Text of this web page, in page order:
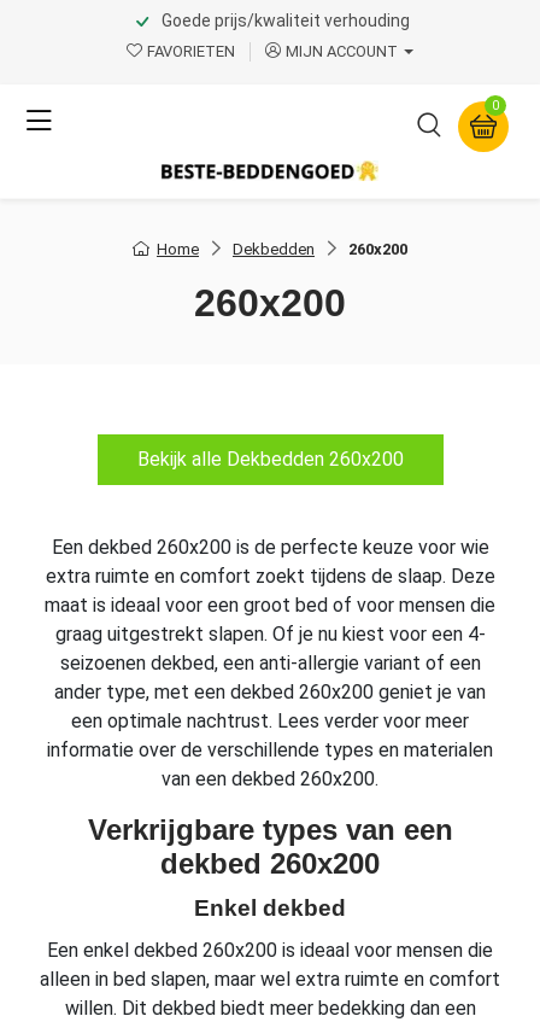
Goede prijs/kwaliteit verhouding
FAVORIETEN MIJN ACCOUNT
0
Home Dekbedden 260x200
260x200
Bekijk alle Dekbedden 260x200
Een dekbed 260x200 is de perfecte keuze voor wie
extra ruimte en comfort zoekt tijdens de slaap. Deze
maat is ideaal voor een groot bed of voor mensen die
graag uitgestrekt slapen. Of je nu kiest voor een 4-
seizoenen dekbed, een anti-allergie variant of een
ander type, met een dekbed 260x200 geniet je van
een optimale nachtrust. Lees verder voor meer
informatie over de verschillende types en materialen
van een dekbed 260x200.
Verkrijgbare types van een
dekbed 260x200
Enkel dekbed
Een enkel dekbed 260x200 is ideaal voor mensen die
alleen in bed slapen, maar wel extra ruimte en comfort
willen. Dit dekbed biedt meer bedekking dan een